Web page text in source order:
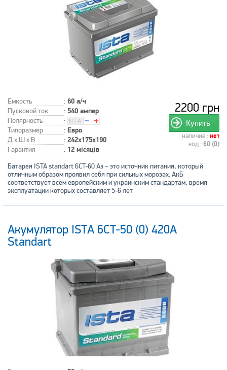
Емкость : 60 а/ч
Пусковой ток : 540 ампер
Полярность
:
Типоразмер
: Евро
Д x Ш x В : 242x175x190
Гарантия : 12 місяців
2200 грн
Купить
наличие : нет
код : 60 (0)
Батарея ISTA standart 6CT-60 Аз – это источник питания, который
отличным образом проявил себя при сильных морозах. АкБ
соответствует всем европейским и украинским стандартам, время
эксплуатации которых составляет 5-6 лет
Акумулятор ISTA 6CT-50 (0) 420А
Standart